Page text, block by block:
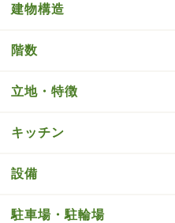
建物構造
階数
立地・特徴
キッチン
設備
駐車場・駐輪場